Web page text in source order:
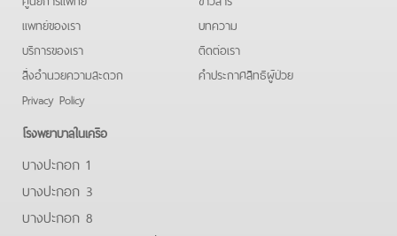
แพทย์ของเรา
บริการของเรา
สิ่งอำนวยความสะดวก
Privacy Policy
บทความ
ติดต่อเรา
คําประกาศสิทธิผู้ป่วย
โรงพยาบาลในเครือ
บางปะกอก 1
บางปะกอก 3
บางปะกอก 8